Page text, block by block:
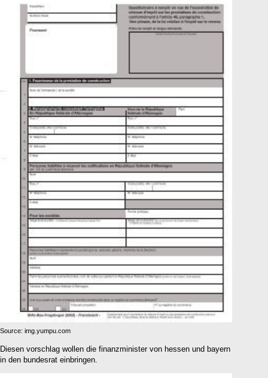
Source: img.yumpu.com
Diesen vorschlag wollen die finanzminister von hessen und bayern
in den bundesrat einbringen.